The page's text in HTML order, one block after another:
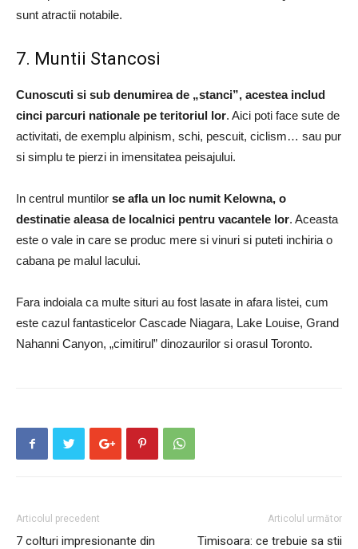
sunt atractii notabile.
7. Muntii Stancosi
Cunoscuti si sub denumirea de „stanci”, acestea includ
cinci parcuri nationale pe teritoriul lor. Aici poti face sute de
activitati, de exemplu alpinism, schi, pescuit, ciclism… sau pur
si simplu te pierzi in imensitatea peisajului.
In centrul muntilor se afla un loc numit Kelowna, o
destinatie aleasa de localnici pentru vacantele lor. Aceasta
este o vale in care se produc mere si vinuri si puteti inchiria o
cabana pe malul lacului.
Fara indoiala ca multe situri au fost lasate in afara listei, cum
este cazul fantasticelor Cascade Niagara, Lake Louise, Grand
Nahanni Canyon, „cimitirul” dinozaurilor si orasul Toronto.
Articolul precedent
7 colturi impresionante din
Articolul următor
Timisoara: ce trebuie sa stii